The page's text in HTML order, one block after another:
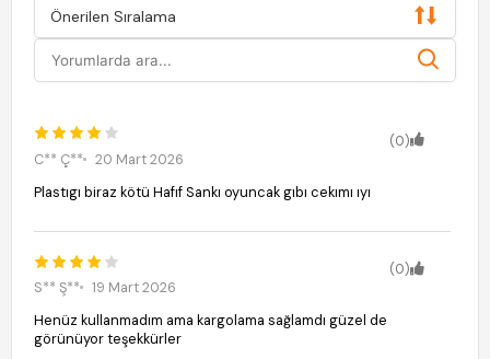
Önerilen Sıralama
(0)
C** Ç**
20 Mart 2026
Plastıgı biraz kötü Hafıf Sankı oyuncak gıbı cekımı ıyı
(0)
S** Ş**
19 Mart 2026
Henüz kullanmadım ama kargolama sağlamdı güzel de
görünüyor teşekkürler